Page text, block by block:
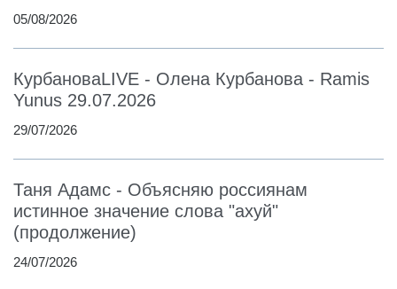
05/08/2026
КурбановаLIVE - Олена Курбанова - Ramis
Yunus 29.07.2026
29/07/2026
Таня Адамс - Объясняю россиянам
истинное значение слова "ахуй"
(продолжение)
24/07/2026